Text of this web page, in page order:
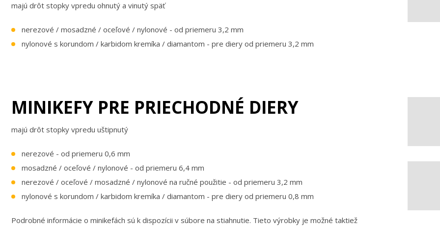
majú drôt stopky vpredu ohnutý a vinutý späť
nerezové / mosadzné / oceľové / nylonové - od priemeru 3,2 mm
nylonové s korundom / karbidom kremíka / diamantom - pre diery od priemeru 3,2 mm
MINIKEFY PRE PRIECHODNÉ DIERY
majú drôt stopky vpredu uštipnutý
nerezové - od priemeru 0,6 mm
mosadzné / oceľové / nylonové - od priemeru 6,4 mm
nerezové / oceľové / mosadzné / nylonové na ručné použitie - od priemeru 3,2 mm
nylonové s korundom / karbidom kremíka / diamantom - pre diery od priemeru 0,8 mm
Podrobné informácie o minikefách sú k dispozícii v súbore na stiahnutie. Tieto výrobky je možné taktiež